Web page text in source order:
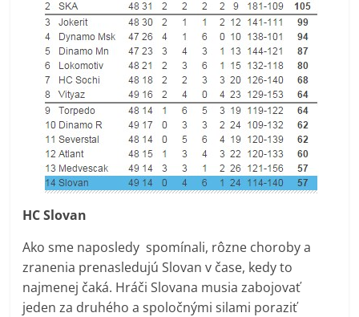
HC Slovan
Ako sme naposledy spomínali, rôzne choroby a
zranenia prenasledujú Slovan v čase, kedy to
najmenej čaká. Hráči Slovana musia zabojovať
jeden za druhého a spoločnými silami poraziť